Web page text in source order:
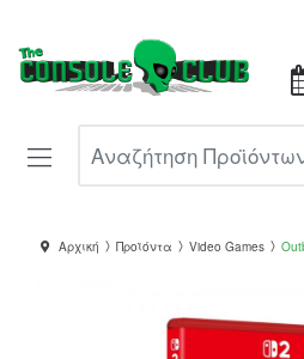
Αρχική Προϊόντα Video Games